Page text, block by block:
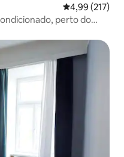
4,99 de uma
4,99 (217)
perto do
hóspedes